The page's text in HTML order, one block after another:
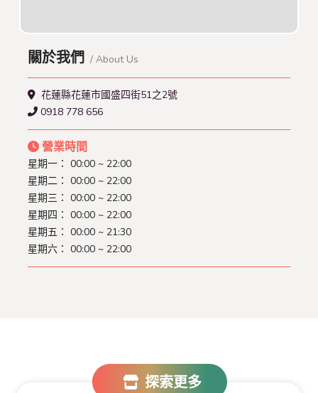
關於我們 / About Us
花蓮縣花蓮市國盛四街51之2號
0918 778 656
營業時間
星期一： 00:00 ~ 22:00
星期二： 00:00 ~ 22:00
星期三： 00:00 ~ 22:00
星期四： 00:00 ~ 22:00
星期五： 00:00 ~ 21:30
星期六： 00:00 ~ 22:00
探索更多